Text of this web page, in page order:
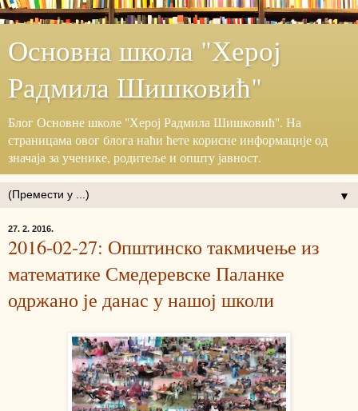
Основна школа "Херој
Радмила Шишковић"
Блог ‎Основне школе "Херој ‎Радмила Шишковић".‎ На
страницама овог блога наћи ћете корисне информације ‎од
значаја за ученике, родитеље и општу јавност.‎
▼
27. 2. 2016.
2016-02-27: Општинско такмичење из
математике Смедеревске Паланке
одржано је данас у нашој школи